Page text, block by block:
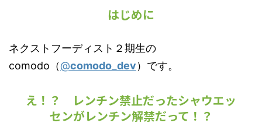
はじめに
ネクストフーディスト２期生の
comodo（@comodo_dev）です。
え！？ レンチン禁止だったシャウエッ
センがレンチン解禁だって！？